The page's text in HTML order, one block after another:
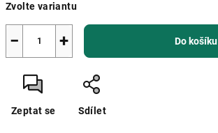
cena:
Zvolte variantu
+
− Do košíku
Zeptat se Sdílet